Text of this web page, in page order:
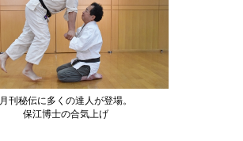
月刊秘伝に多くの達人が登場。
保江博士の合気上げ